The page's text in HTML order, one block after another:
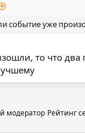
событие уже
то что два
модератор Рейтинг